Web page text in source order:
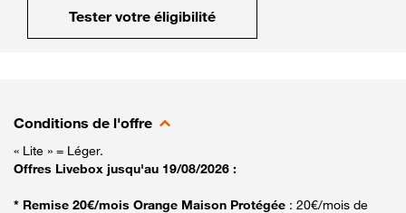
Tester votre éligibilité
Conditions de l'offre
« Lite » = Léger.
Offres Livebox jusqu'au 19/08/2026 :
* Remise 20€/mois Orange Maison Protégée : 20€/mois de